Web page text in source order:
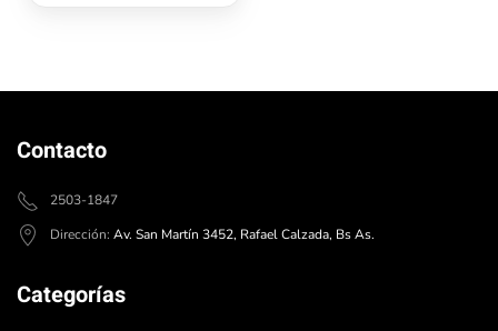
Contacto
2503-1847
Dirección: Av. San Martín 3452, Rafael Calzada, Bs As.
Categorías